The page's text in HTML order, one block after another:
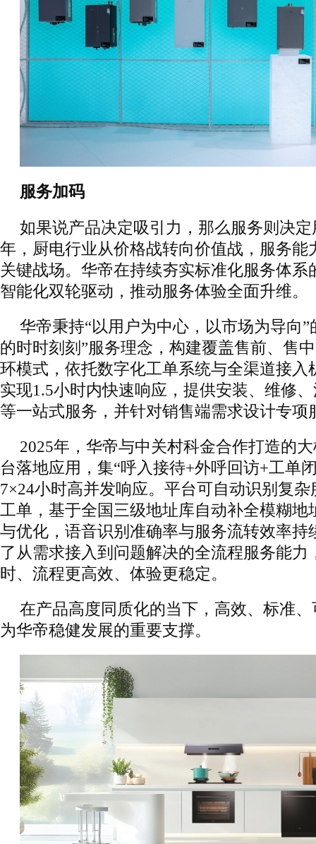
服务加码
如果说产品决定吸引力，那么服务则决
年，厨电行业从价格战转向价值战，服务能
关键战场。华帝在持续夯实标准化服务体系
智能化双轮驱动，推动服务体验全面升维。
华帝秉持“以用户为中心，以市场为导向”
的时时刻刻”服务理念，构建覆盖售前、售
环模式，依托数字化工单系统与全渠道接入
实现1.5小时内快速响应，提供安装、维修
等一站式服务，并针对销售端需求设计专项
2025年，华帝与中关村科金合作打造的
台落地应用，集“呼入接待+外呼回访+工单
7×24小时高并发响应。平台可自动识别复
工单，基于全国三级地址库自动补全模糊地
与优化，语音识别准确率与服务流转效率持
了从需求接入到问题解决的全流程服务能力
时、流程更高效、体验更稳定。
在产品高度同质化的当下，高效、标准
为华帝稳健发展的重要支撑。